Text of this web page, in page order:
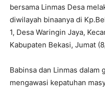
bersama Linmas Desa
diwilayah binaanya di
1, Desa Waringin Jaya,
Kabupaten Bekasi, Jumat
Babinsa dan Linmas dalam
mengawasi kepatuhan